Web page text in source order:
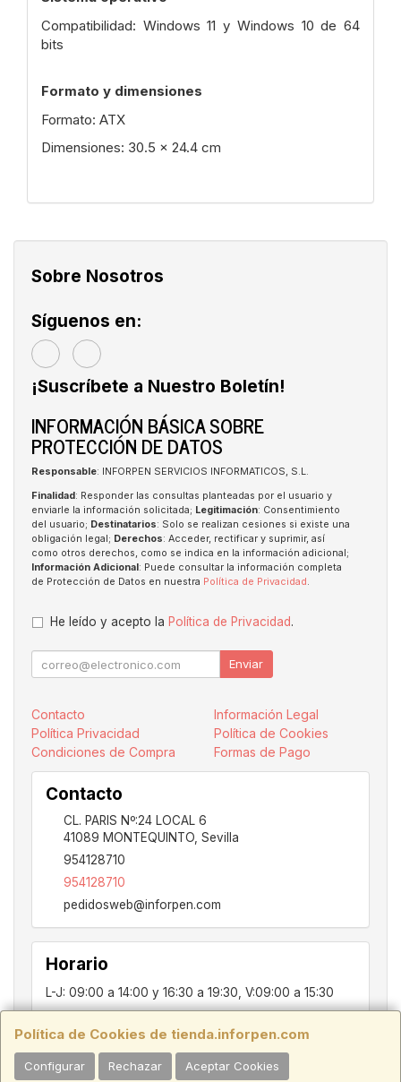
Compatibilidad: Windows 11 y Windows 10 de 64
bits
Formato y dimensiones
Formato: ATX
Dimensiones: 30.5 x 24.4 cm
Política de Cookies de tienda.inforpen.com
Configurar Rechazar Aceptar Cookies
Sobre Nosotros
Síguenos en:
¡Suscríbete a Nuestro Boletín!
INFORMACIÓN BÁSICA SOBRE
PROTECCIÓN DE DATOS
Responsable: INFORPEN SERVICIOS INFORMATICOS, S.L.
Finalidad: Responder las consultas planteadas por el usuario y
enviarle la información solicitada; Legitimación: Consentimiento
del usuario; Destinatarios: Solo se realizan cesiones si existe una
obligación legal; Derechos: Acceder, rectificar y suprimir, así
como otros derechos, como se indica en la información adicional;
Información Adicional: Puede consultar la información completa
de Protección de Datos en nuestra Política de Privacidad.
He leído y acepto la Política de Privacidad.
Enviar
Contacto
Información Legal
Política Privacidad
Política de Cookies
Condiciones de Compra
Formas de Pago
Contacto
CL. PARIS Nº:24 LOCAL 6
41089 MONTEQUINTO Sevilla
954128710
954128710
pedidosweb@inforpen.com
Horario
L-J: 09:00 a 14:00 y 16:30 a 19:30, V:09:00 a 15:30
PARIS, 24, LOCAL 6, 41089, Montequinto - Dos Hermanas, SEVILLA,
C.I.F.:ESB91914697 - Tfno.:954128710